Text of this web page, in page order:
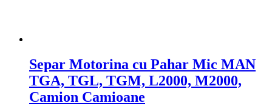
Separ Motorina cu Pahar Mic MAN
TGA, TGL, TGM, L2000, M2000,
Camion Camioane